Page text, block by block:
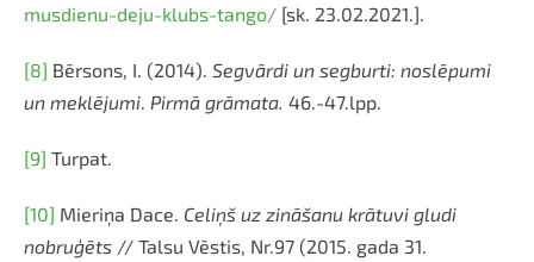
musdienu-deju-klubs-tango/ [sk. 23.02.2021.].
[8] Bērsons, I. (2014). Segvārdi un segburti: noslēpumi
un meklējumi Pirmā grāmata. 46.-47.lpp.
[9] Turpat.
[10] Mieriņa Dace. Celiņš uz zināšanu krātuvi gludi
nobruģēts // Talsu Vēstis, Nr.97 (2015. gada 31.